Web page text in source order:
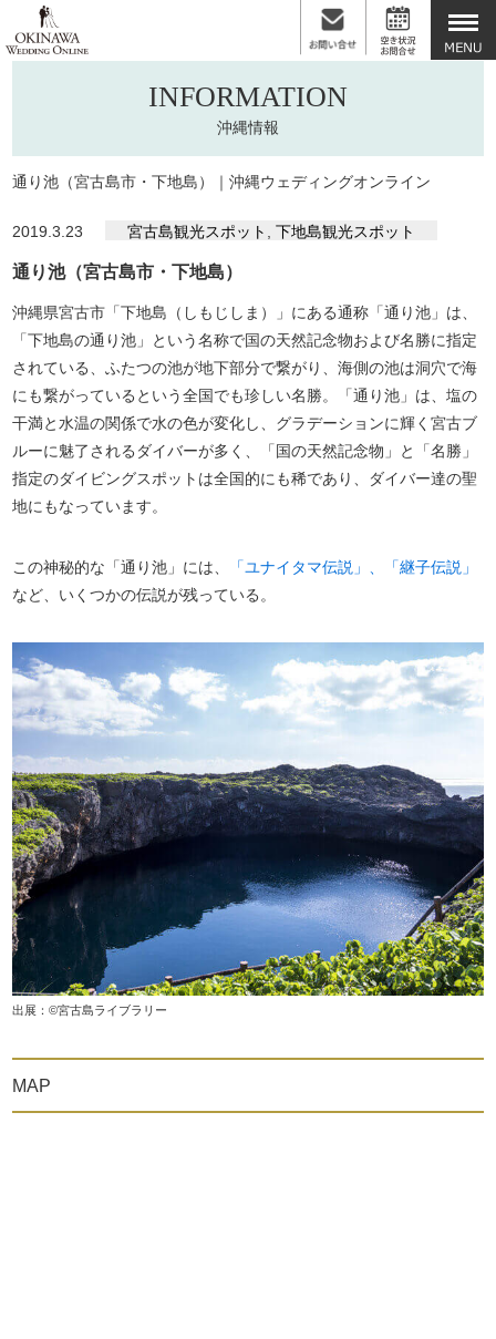
INFORMATION
沖縄情報
通り池（宮古島市・下地島）｜沖縄ウェディングオンライン
2019.3.23 宮古島観光スポット ,下地島観光スポット
通り池（宮古島市・下地島）
沖縄県宮古市「下地島（しもじしま）」にある通称「通り池」は、
「下地島の通り池」という名称で国の天然記念物および名勝に指定
されている、ふたつの池が地下部分で繋がり、海側の池は洞穴で海
にも繋がっているという全国でも珍しい名勝。「通り池」は、塩の
干満と水温の関係で水の色が変化し、グラデーションに輝く宮古ブ
ルーに魅了されるダイバーが多く、「国の天然記念物」と「名勝」
指定のダイビングスポットは全国的にも稀であり、ダイバー達の聖
地にもなっています。
この神秘的な「通り池」には、
「ユナイタマ伝説」、「継子伝説」
など、いくつかの伝説が残っている。
出展：©宮古島ライブラリー
MAP